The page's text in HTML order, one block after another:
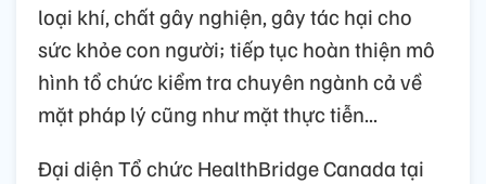
loại khí, chất gây nghiện, gây tác hại cho
sức khỏe con người; tiếp tục hoàn thiện mô
hình tổ chức kiểm tra chuyên ngành cả về
mặt pháp lý cũng như mặt thực tiễn...
Đại diện Tổ chức HealthBridge Canada tại